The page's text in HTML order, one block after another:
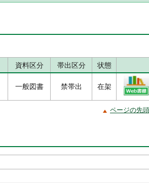
資料区分 帯出区分 状態
一般図書 禁帯出 在架
ページの先